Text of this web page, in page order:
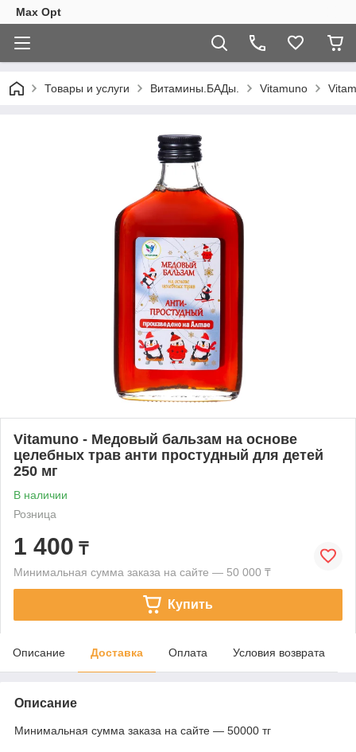
Max Opt
Товары и услуги Витамины.БАДы. Vitamuno
Vitamuno - Медовый бальзам на основе
целебных трав анти простудный для детей
250 мг
В наличии
Розница
1 400 ₸
Минимальная сумма заказа на сайте — 50 000 ₸
Купить
Описание Доставка Оплата Условия возврата
Описание
Минимальная сумма заказа на сайте — 50000 тг